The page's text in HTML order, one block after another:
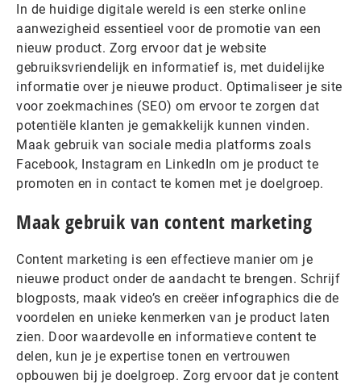
In de huidige digitale wereld is een sterke online
aanwezigheid essentieel voor de promotie van een
nieuw product. Zorg ervoor dat je website
gebruiksvriendelijk en informatief is, met duidelijke
informatie over je nieuwe product. Optimaliseer je site
voor zoekmachines (SEO) om ervoor te zorgen dat
potentiële klanten je gemakkelijk kunnen vinden.
Maak gebruik van sociale media platforms zoals
Facebook, Instagram en LinkedIn om je product te
promoten en in contact te komen met je doelgroep.
Maak gebruik van content marketing
Content marketing is een effectieve manier om je
nieuwe product onder de aandacht te brengen. Schrijf
blogposts, maak video’s en creëer infographics die de
voordelen en unieke kenmerken van je product laten
zien. Door waardevolle en informatieve content te
delen, kun je je expertise tonen en vertrouwen
opbouwen bij je doelgroep. Zorg ervoor dat je content